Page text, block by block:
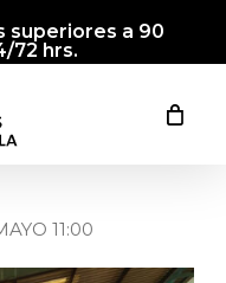
superiores a 90
72 hrs.
11:00